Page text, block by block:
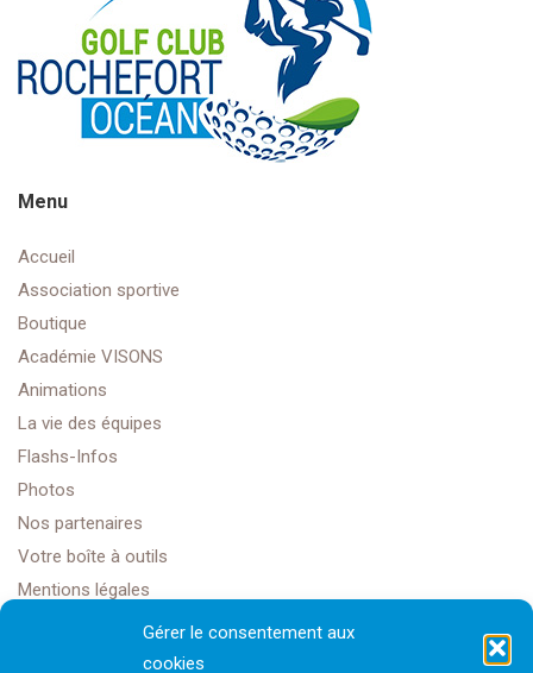
Gérer le consentement aux
cookies
Menu
Accueil
Association sportive
Boutique
Académie VISONS
Animations
La vie des équipes
Flashs-Infos
Photos
Nos partenaires
Votre boîte à outils
Mentions légales